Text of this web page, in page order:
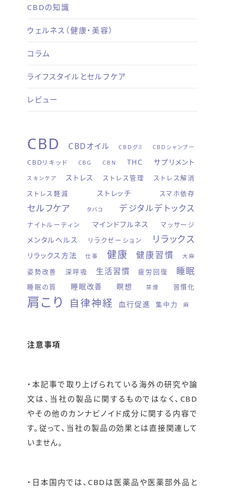
CBDの知識
ウェルネス（健康・美容）
コラム
ライフスタイルとセルフケア
レビュー
CBD CBDオイル CBDグミ CBDシャンプー
CBDリキッド CBG CBN THC サプリメント
スキンケア ストレス ストレス管理
ストレス解消
ストレス軽減
ストレッチ スマホ依存
セルフケア タバコ デジタルデトックス
ナイトルーティン マインドフルネス マッサージ
メンタルヘルス リラクゼーション リラックス
リラックス方法 仕事 健康 健康習慣 大麻
姿勢改善 深呼吸 生活習慣 疲労回復 睡眠
睡眠の質 睡眠改善 瞑想 禁煙 習慣化
肩こり 自律神経 血行促進 集中力 麻
注意事項
・本記事で取り上げられている海外の研究や論
文は、当社の製品に関するものではなく、CBD
やその他のカンナビノイド成分に関する内容で
す。従って、当社の製品の効果とは直接関連して
いません。
・日本国内では、CBDは医薬品や医薬部外品と